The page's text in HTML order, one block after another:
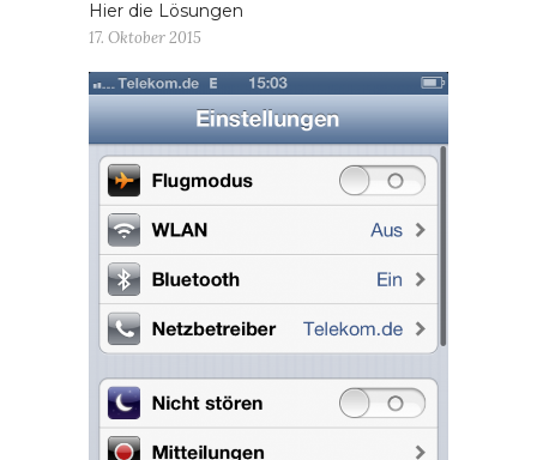
Hier die Lösungen
17. Oktober 2015